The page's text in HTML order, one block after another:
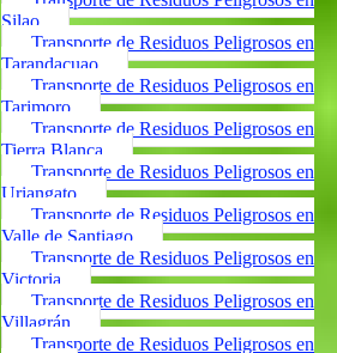
Silao
Transporte de Residuos Peligrosos en
Tarandacuao
Transporte de Residuos Peligrosos en
Tarimoro
Transporte de Residuos Peligrosos en
Tierra Blanca
Transporte de Residuos Peligrosos en
Uriangato
Transporte de Residuos Peligrosos en
Valle de Santiago
Transporte de Residuos Peligrosos en
Victoria
Transporte de Residuos Peligrosos en
Villagrán
Transporte de Residuos Peligrosos en